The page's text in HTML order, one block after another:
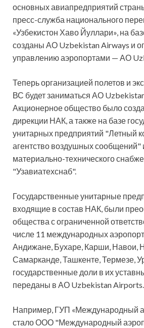
основных авиапредприятий
пресс-служба национального
«Узбекистон Хаво Йуллари», на
созданы АО Uzbekistan Airways и
управлению аэропортами — АО
Теперь организацией полетов и
ВС будет заниматься АО
Акционерное общество было
дирекции НАК, а также на базе
унитарных предприятий "Летный
агентство воздушных сообщений"
материально-технического
"Узавиатехснаб".
Государственные унитарные
входящие в состав НАК, были
общества с ограниченной
числе 11 международных
Андижане, Бухаре, Карши, Навои,
Самарканде, Ташкенте, Термезе,
государственные доли в их
переданы в АО Uzbekistan Airports.
Например, ГУП «Международный
стало ООО "Международный